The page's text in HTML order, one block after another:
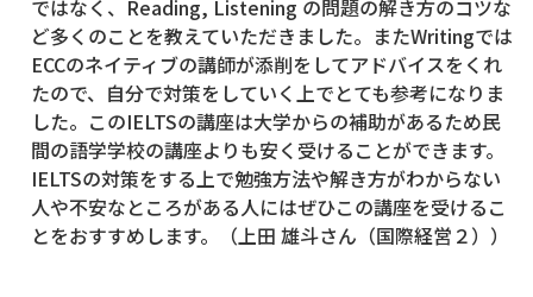
ではなく、Reading, Listening の問題の解き方のコツな
ど多くのことを教えていただきました。またWritingでは
ECCのネイティブの講師が添削をしてアドバイスをくれ
たので、自分で対策をしていく上でとても参考になりま
した。このIELTSの講座は大学からの補助があるため民
間の語学学校の講座よりも安く受けることができます。
IELTSの対策をする上で勉強方法や解き方がわからない
人や不安なところがある人にはぜひこの講座を受けるこ
とをおすすめします。（上田 雄斗さん（国際経営２））